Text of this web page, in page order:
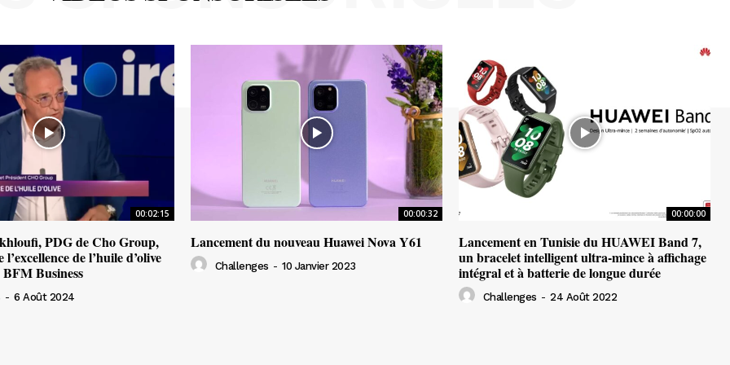
00:02:15
PDG de Cho Group,
de l’huile d’olive
Business
- 6 Août 2024
00:00:32
Lancement du nouveau Huawei Nova Y61
Challenges - 10 Janvier 2023
00:00:00
Lancement en Tunisie du HUAWEI Band 7,
un bracelet intelligent ultra-mince à affichage
intégral et à batterie de longue durée
Challenges - 24 Août 2022